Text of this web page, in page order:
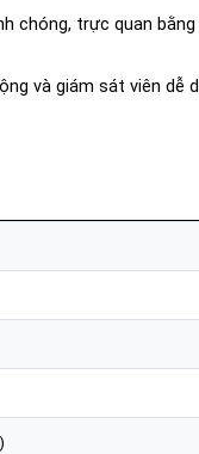
chóng, trực quan
và giám sát viên dễ